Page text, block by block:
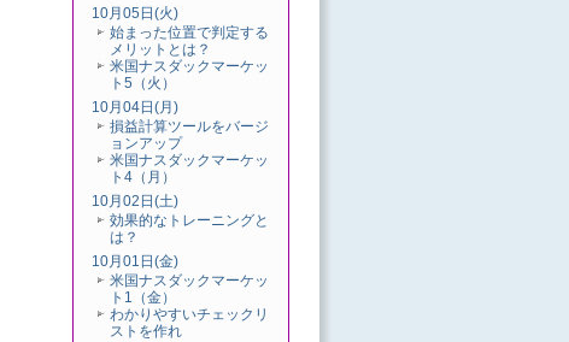
10月05日(火)
始まった位置で判定する
メリットとは？
米国ナスダックマーケッ
ト5（火）
10月04日(月)
損益計算ツールをバージ
ョンアップ
米国ナスダックマーケッ
ト4（月）
10月02日(土)
効果的なトレーニングと
は？
10月01日(金)
米国ナスダックマーケッ
ト1（金）
わかりやすいチェックリ
ストを作れ